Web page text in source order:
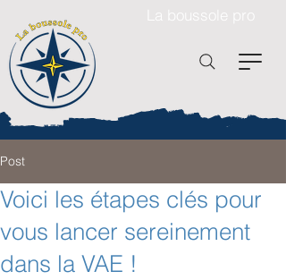
La boussole pro
Post
Voici les étapes clés pour
vous lancer sereinement
dans la VAE !